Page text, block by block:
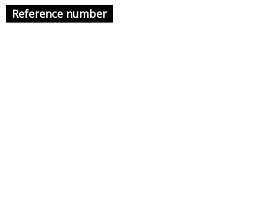
Reference number